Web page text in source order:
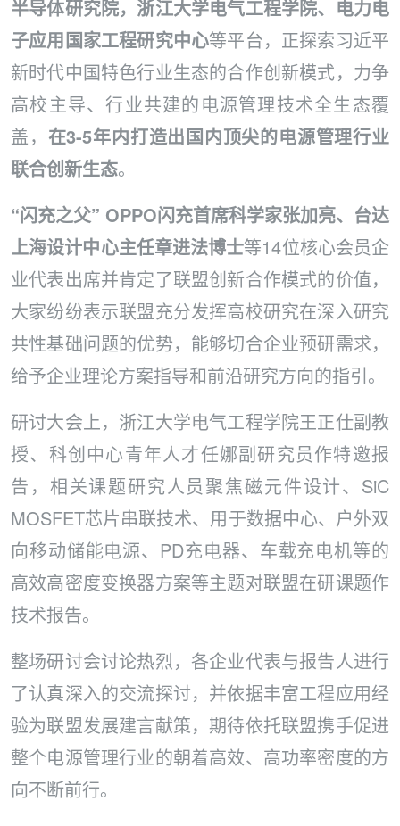
半导体研究院，浙江大学电气工程学院、电力电
子应用国家工程研究中心等平台，正探索习近平
新时代中国特色行业生态的合作创新模式，力争
高校主导、行业共建的电源管理技术全生态覆
盖， 在3-5年内打造出国内顶尖的电源管理行业
联合创新生态。
“闪充之父” OPPO闪充首席科学家张加亮、台达
上海设计中心主任章进法博士等14位核心会员企
业代表出席并肯定了联盟创新合作模式的价值，
大家纷纷表示联盟充分发挥高校研究在深入研究
共性基础问题的优势，能够切合企业预研需求，
给予企业理论方案指导和前沿研究方向的指引。
研讨大会上，浙江大学电气工程学院王正仕副教
授、科创中心青年人才任娜副研究员作特邀报
告，相关课题研究人员聚焦磁元件设计、SiC
MOSFET芯片串联技术、用于数据中心、户外双
向移动储能电源、PD充电器、车载充电机等的
高效高密度变换器方案等主题对联盟在研课题作
技术报告。
整场研讨会讨论热烈，各企业代表与报告人进行
了认真深入的交流探讨，并依据丰富工程应用经
验为联盟发展建言献策，期待依托联盟携手促进
整个电源管理行业的朝着高效、高功率密度的方
向不断前行。